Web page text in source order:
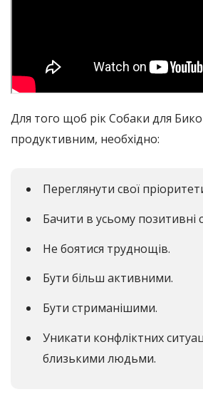
Для того щоб рік Собаки для
продуктивним, необхідно:
Переглянути свої
Бачити в усьому позитивні
Не боятися труднощів.
Бути більш активними.
Бути стриманішими.
Уникати конфліктних
близькими людьми.